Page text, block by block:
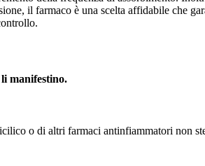
il farmaco è una scelta affidabile che
manifestino.
o di altri farmaci antinfiammatori non